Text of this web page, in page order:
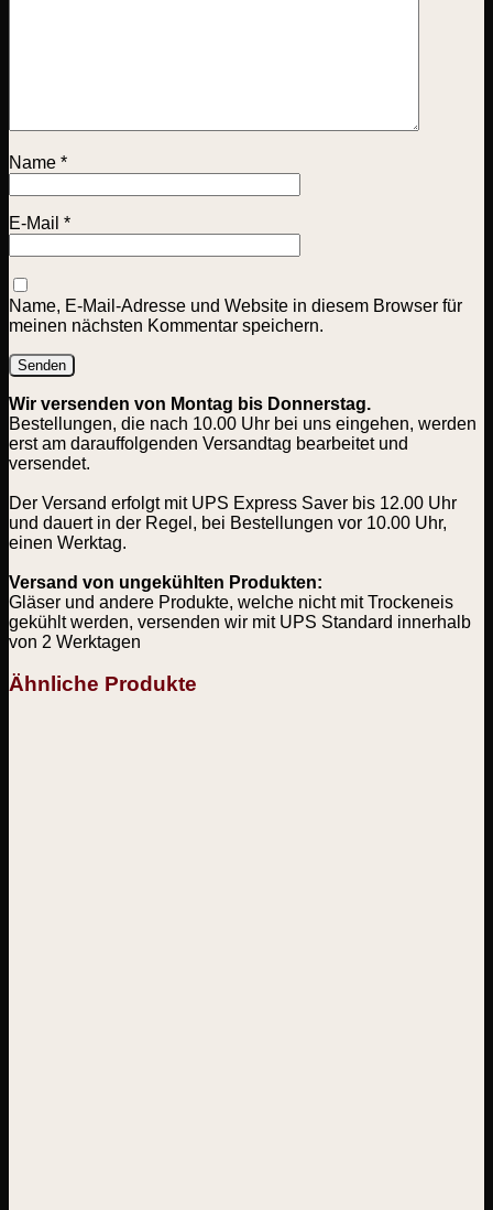
Name *
E-Mail *
Name, E-Mail-Adresse und Website in diesem Browser für
meinen nächsten Kommentar speichern.
Wir versenden von Montag bis Donnerstag.
Bestellungen, die nach 10.00 Uhr bei uns eingehen, werden
erst am darauffolgenden Versandtag bearbeitet und
versendet.
Der Versand erfolgt mit UPS Express Saver bis 12.00 Uhr
und dauert in der Regel, bei Bestellungen vor 10.00 Uhr,
einen Werktag.
Versand von ungekühlten Produkten:
Gläser und andere Produkte, welche nicht mit Trockeneis
gekühlt werden, versenden wir mit UPS Standard innerhalb
von 2 Werktagen
Ähnliche Produkte